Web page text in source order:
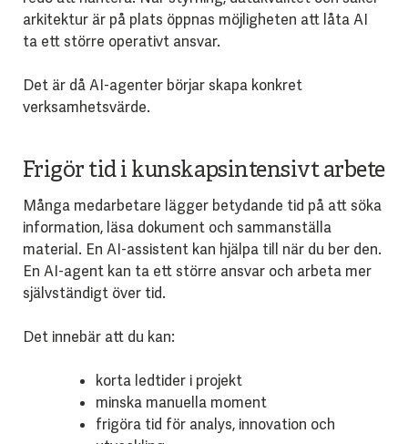
arkitektur är på plats öppnas möjligheten att låta AI
ta ett större operativt ansvar.
Det är då AI-agenter börjar skapa konkret
verksamhetsvärde.
Frigör tid i kunskapsintensivt arbete
Många medarbetare lägger betydande tid på att söka
information, läsa dokument och sammanställa
material. En AI-assistent kan hjälpa till när du ber den.
En AI-agent kan ta ett större ansvar och arbeta mer
självständigt över tid.
Det innebär att du kan:
korta ledtider i projekt
minska manuella moment
frigöra tid för analys, innovation och